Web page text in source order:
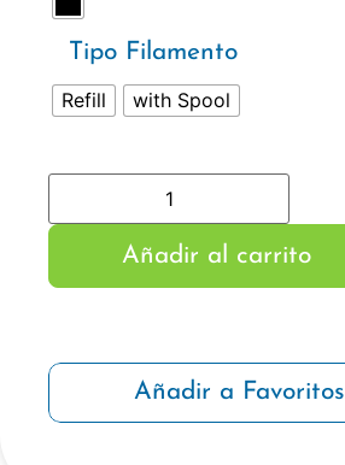
Tipo Filamento
Refill with Spool
Añadir al carrito
Añadir a Favoritos